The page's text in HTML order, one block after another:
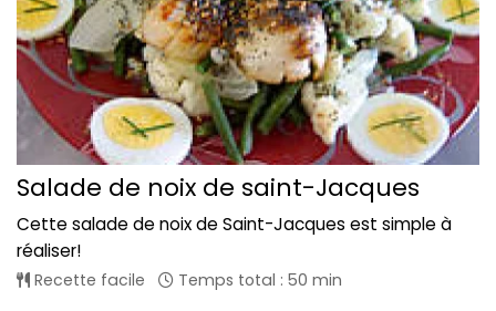
Salade de noix de saint-Jacques
Cette salade de noix de Saint-Jacques est simple à
réaliser!
Recette facile Temps total : 50 min